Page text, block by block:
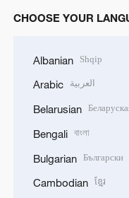
CHOOSE YOUR
Albanian Shqip
Arabic العربية
Belarusian
Bengali বাংলা
Bulgarian Български
Cambodian ខ្មែរ